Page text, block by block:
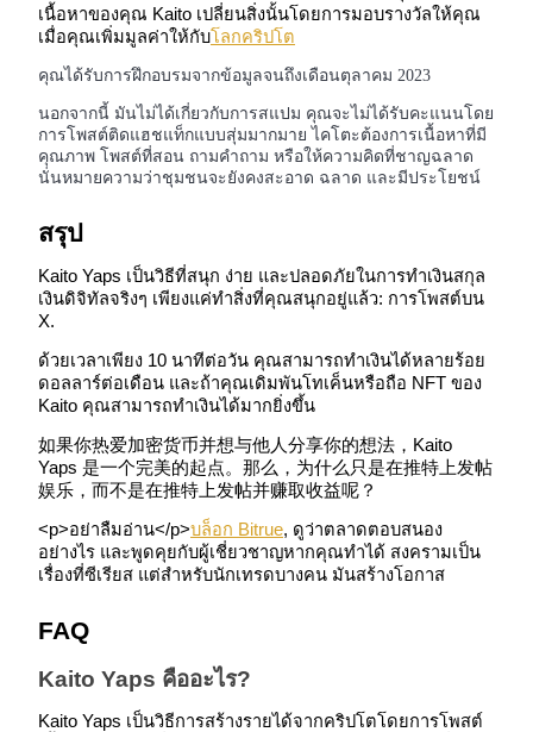
Launchpool
การเซ้งแบบยืดหยุ่นเพื่อรับโทเคนยอดนิยม
การล็อค BTR
การลงทุนพิเศษสำหรับผู้ถือ BTR
บริการยืมเงินที่ได้รับการสนับสนุนจาก Crypto
เนื้อหาของคุณ Kaito เปลี่ยนสิ่งนั้นโดยการมอบรางวัลให้คุณ
เมื่อคุณเพิ่มมูลค่าให้กับโลกคริปโต
คุณได้รับการฝึกอบรมจากข้อมูลจนถึงเดือนตุลาคม 2023
นอกจากนี้ มันไม่ได้เกี่ยวกับการสแปม คุณจะไม่ได้รับคะแนนโดย
การโพสต์ติดแฮชแท็กแบบสุ่มมากมาย ไคโตะต้องการเนื้อหาที่มี
คุณภาพ โพสต์ที่สอน ถามคำถาม หรือให้ความคิดที่ชาญฉลาด
นั่นหมายความว่าชุมชนจะยังคงสะอาด ฉลาด และมีประโยชน์
สรุป
Kaito Yaps เป็นวิธีที่สนุก ง่าย และปลอดภัยในการทำเงินสกุล
เงินดิจิทัลจริงๆ เพียงแค่ทำสิ่งที่คุณสนุกอยู่แล้ว: การโพสต์บน
X.
ด้วยเวลาเพียง 10 นาทีต่อวัน คุณสามารถทำเงินได้หลายร้อย
ดอลลาร์ต่อเดือน และถ้าคุณเดิมพันโทเค็นหรือถือ NFT ของ
Kaito คุณสามารถทำเงินได้มากยิ่งขึ้น
如果你热爱加密货币并想与他人分享你的想法，Kaito
Yaps 是一个完美的起点。那么，为什么只是在推特上发帖
娱乐，而不是在推特上发帖并赚取收益呢？
<p>อย่าลืมอ่าน</p>บล็อก Bitrue, ดูว่าตลาดตอบสนอง
อย่างไร และพูดคุยกับผู้เชี่ยวชาญหากคุณทำได้ สงครามเป็น
เรื่องที่ซีเรียส แต่สำหรับนักเทรดบางคน มันสร้างโอกาส
FAQ
Kaito Yaps คืออะไร?
Kaito Yaps เป็นวิธีการสร้างรายได้จากคริปโตโดยการโพสต์